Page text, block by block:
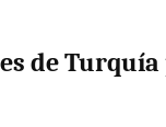
de Turquía